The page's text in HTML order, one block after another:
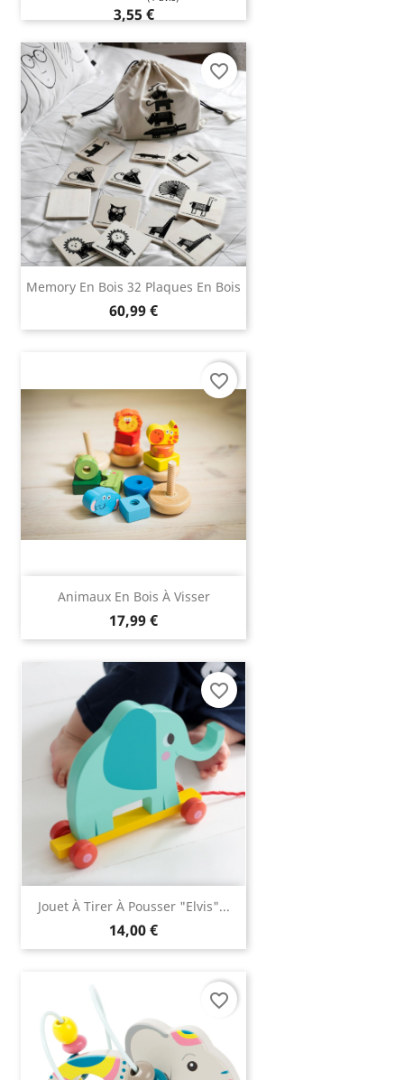
3,55 €
Memory En Bois 32 Plaques En Bois
60,99 €
favorite_border
Animaux En Bois À Visser
17,99 €
favorite_border
Jouet À Tirer À Pousser "Elvis"...
14,00 €
favorite_border
favorite_border